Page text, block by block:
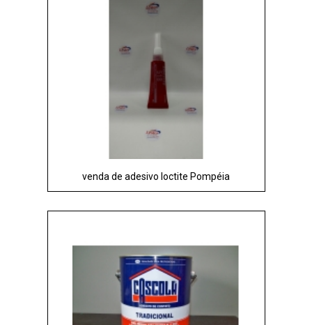
venda de adesivo loctite Pompéia